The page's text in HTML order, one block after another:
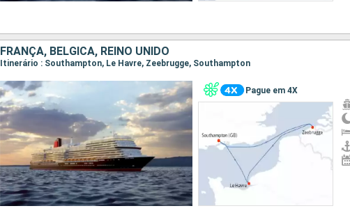
FRANÇA, BÉLGICA, REINO UNIDO
Itinerário : Southampton, Le Havre, Zeebrugge, Southampton
Pague em 4X